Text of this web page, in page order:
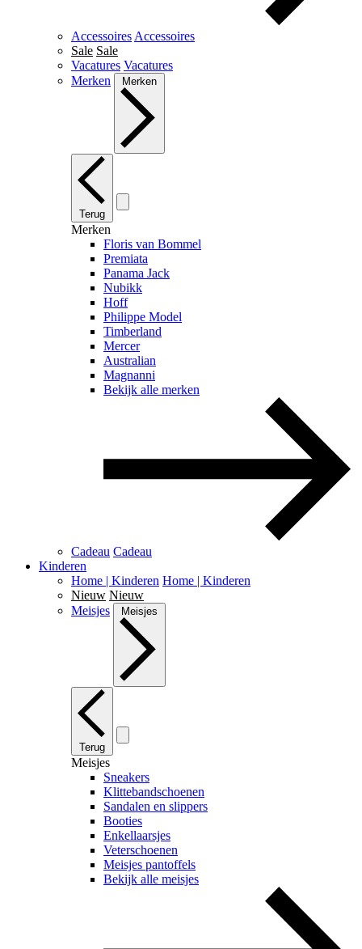
Accessoires Accessoires
Sale Sale
Vacatures Vacatures
Merken
Merken
Terug
Merken
Floris van Bommel
Premiata
Panama Jack
Nubikk
Hoff
Philippe Model
Timberland
Mercer
Australian
Magnanni
Bekijk alle merken
Cadeau Cadeau
Kinderen
Home | Kinderen Home | Kinderen
Nieuw Nieuw
Meisjes
Meisjes
Terug
Meisjes
Sneakers
Klittebandschoenen
Sandalen en slippers
Booties
Enkellaarsjes
Veterschoenen
Meisjes pantoffels
Bekijk alle meisjes